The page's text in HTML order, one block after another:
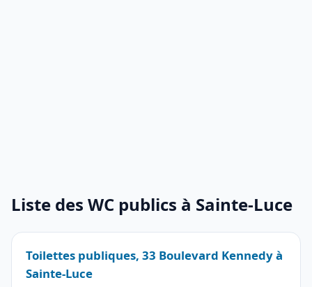
Liste des WC publics à Sainte-Luce
Toilettes publiques, 33 Boulevard Kennedy à
Sainte-Luce